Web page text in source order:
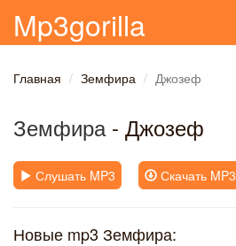
Mp3gorilla
Главная Земфира Джозеф
Земфира- Джозеф
Слушать MP3 Скачать MP3
Новые mp3 Земфира: